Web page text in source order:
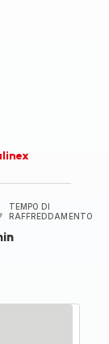
TEMPO DI
RAFFREDDAMENTO